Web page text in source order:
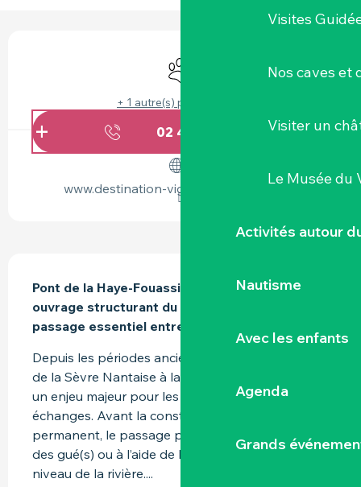
Visites
Nos caves et
Visiter un
Le Musée du
Activités autour
Nautisme
Avec les enfants
Agenda
Grands
Animaux acceptés
+ 1 autre(s) prestation(s)
02 40 54 80
www.destination-vignoble-nantais.com
Pont de la Haye-Fouassière, constituant un
ouvrage structurant du paysage et un point de
passage essentiel entre les deux rives
Depuis les périodes anciennes, le franchissement
de la Sèvre Nantaise à la Haie-Fouassière a été
un enjeu majeur pour les déplacements et les
échanges. Avant la construction d’un pont
permanent, le passage pouvait s’effectuer par
des gué(s) ou à l’aide de bacs, en fonction du
niveau de la rivière....